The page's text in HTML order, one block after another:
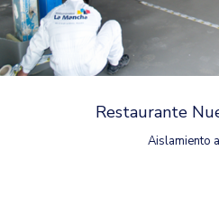
Restaurante
Aislamiento